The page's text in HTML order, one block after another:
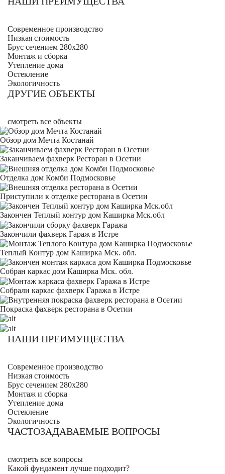
Современное производство
Низкая стоимость
Брус сечением 280х280
Монтаж и сборка
Утепление дома
Остекление
Экологичность
ДРУГИЕ ОБЪЕКТЫ
смотреть все объекты
Обзор дом Мечта Костанай
Заканчиваем фахверк Ресторан в Осетии
Отделка дом Комби Подмосковье
Приступили к отделке ресторана в Осетии
Закончен Теплый контур дом Каширка Мск.обл
Закончили фахверк Гараж в Истре
Теплый Контур дом Каширка Мск. обл.
Собран каркас дом Каширка Мск. обл.
Собрали каркас фахверк Гаража в Истре
Покраска фахверк ресторана в Осетии
НАШИ ПРЕИМУЩЕСТВА
Современное производство
Низкая стоимость
Брус сечением 280х280
Монтаж и сборка
Утепление дома
Остекление
Экологичность
ЧАСТОЗАДАВАЕМЫЕ ВОПРОСЫ
смотреть все вопросы
Какой фундамент лучше подходит?